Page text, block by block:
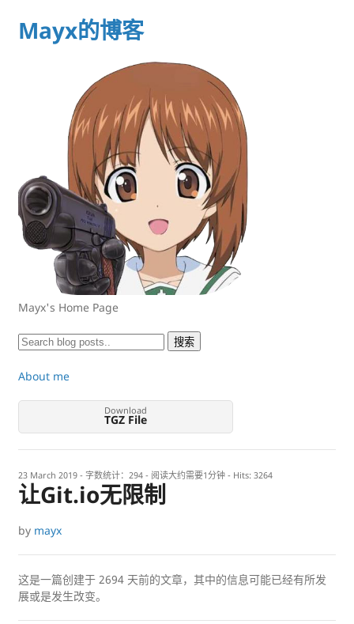
Mayx的博客
Mayx's Home Page
About me
Download
TGZ File
23 March 2019 - 字数统计：294 - 阅读大约需要1分钟 - Hits: 3264
让Git.io无限制
by mayx
这是一篇创建于 2694 天前的文章，其中的信息可能已经有所发
展或是发生改变。